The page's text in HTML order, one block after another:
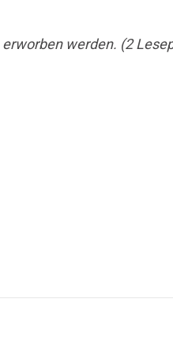
werden. (2